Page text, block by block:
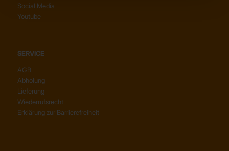
Social Media
Youtube
SERVICE
AGB
Abholung
Lieferung
Wiederrufsrecht
Erklärung zur Barrierefreiheit